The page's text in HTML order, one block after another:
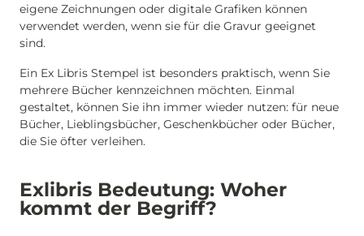
eigene Zeichnungen oder digitale Grafiken können
verwendet werden, wenn sie für die Gravur geeignet
sind.
Ein Ex Libris Stempel ist besonders praktisch, wenn Sie
mehrere Bücher kennzeichnen möchten. Einmal
gestaltet, können Sie ihn immer wieder nutzen: für neue
Bücher, Lieblingsbücher, Geschenkbücher oder Bücher,
die Sie öfter verleihen.
Exlibris Bedeutung: Woher
kommt der Begriff?